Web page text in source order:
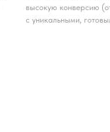
высокую конверсию
с уникальными,